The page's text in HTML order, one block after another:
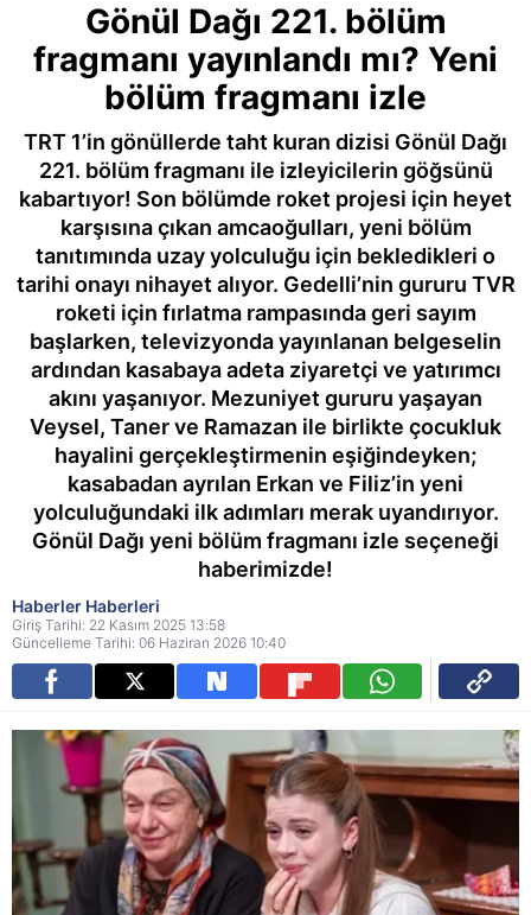
Gönül Dağı 221. bölüm
fragmanı yayınlandı mı? Yeni
bölüm fragmanı izle
TRT 1’in gönüllerde taht kuran dizisi Gönül Dağı
221. bölüm fragmanı ile izleyicilerin göğsünü
kabartıyor! Son bölümde roket projesi için heyet
karşısına çıkan amcaoğulları, yeni bölüm
tanıtımında uzay yolculuğu için bekledikleri o
tarihi onayı nihayet alıyor. Gedelli’nin gururu TVR
roketi için fırlatma rampasında geri sayım
başlarken, televizyonda yayınlanan belgeselin
ardından kasabaya adeta ziyaretçi ve yatırımcı
akını yaşanıyor. Mezuniyet gururu yaşayan
Veysel, Taner ve Ramazan ile birlikte çocukluk
hayalini gerçekleştirmenin eşiğindeyken;
kasabadan ayrılan Erkan ve Filiz’in yeni
yolculuğundaki ilk adımları merak uyandırıyor.
Gönül Dağı yeni bölüm fragmanı izle seçeneği
haberimizde!
Haberler Haberleri
Giriş Tarihi: 22 Kasım 2025 13:58
Güncelleme Tarihi: 06 Haziran 2026 10:40